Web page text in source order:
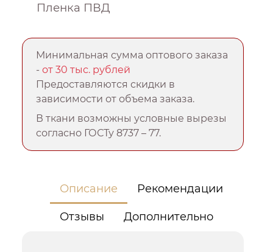
Пленка ПВД
Минимальная сумма оптового заказа
-от 30 тыс. рублей
Предоставляются скидки в
зависимости от объема заказа.
В ткани возможны условные вырезы
согласно ГОСТу 8737 – 77.
Описание Рекомендации
Отзывы Дополнительно